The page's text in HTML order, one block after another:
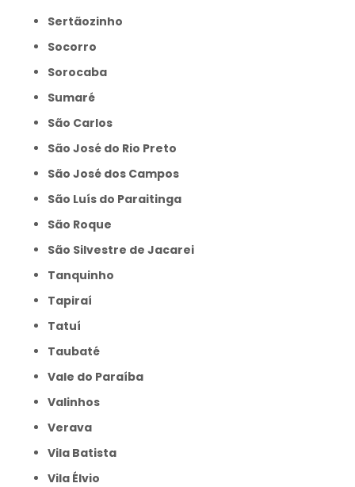
Sertãozinho
Socorro
Sorocaba
Sumaré
São Carlos
São José do Rio Preto
São José dos Campos
São Luís do Paraitinga
São Roque
São Silvestre de Jacarei
Tanquinho
Tapiraí
Tatuí
Taubaté
Vale do Paraíba
Valinhos
Verava
Vila Batista
Vila Élvio